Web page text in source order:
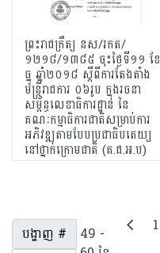
ព្រះរាជក្រឹត្យ នស/រកត/
១២១៨/១៣៨៥ ចុះថ្ងៃទី១១ ខែ
ធ្នូ ឆ្នាំ២០១៨ ស្តីពីការតែងតាំង
មន្ត្រីរាជការ ០៦រូប ក្នុងរចនា
សម្ព័ន្ធលេខាធិការដ្ឋាន នៃ
គណៈកម្មាធិការជាតិសម្រាប់ការ
អភិវឌ្ឍតាមបែបប្រជាធិបតេយ្យ
នៅថ្នាក់ក្រោមជាតិ (គ.ជ.អ.ប)
បង្ហាញ #
49 -
1